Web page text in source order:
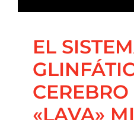
EL
CEREBRO
«LAVA»